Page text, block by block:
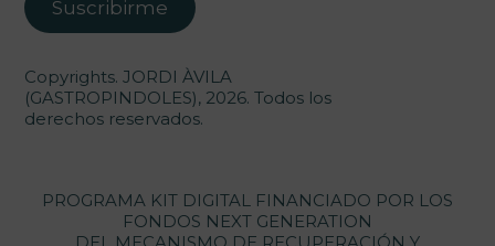
Copyrights. JORDI ÀVILA
(GASTROPINDOLES), 2026. Todos los
derechos reservados.
PROGRAMA KIT DIGITAL FINANCIADO POR LOS
FONDOS NEXT GENERATION